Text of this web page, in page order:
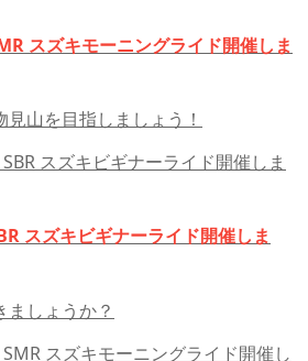
スズキモーニングライド開催しま
山を目指しましょう！
スズキビギナーライド開催しま
しょうか？